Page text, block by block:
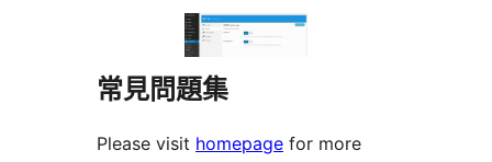
常見問題集
Please visit homepage for more